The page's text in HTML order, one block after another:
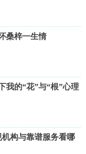
桑梓一生情
我的“花”与“根”心理
构与靠谱服务看哪